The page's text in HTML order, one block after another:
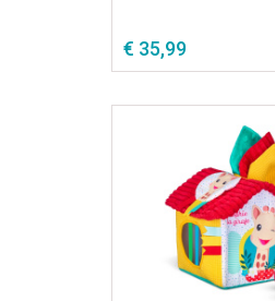
€ 35,99